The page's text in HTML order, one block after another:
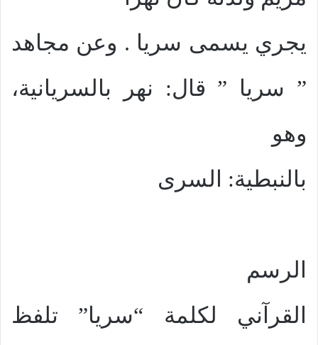
يجري يسمى سريا . وعن مجاهد
” سريا ” قال: نهر بالسريانية،
وهو
بالنبطية: السرى
الرسم
القرآني لكلمة “سريا” تلفظ